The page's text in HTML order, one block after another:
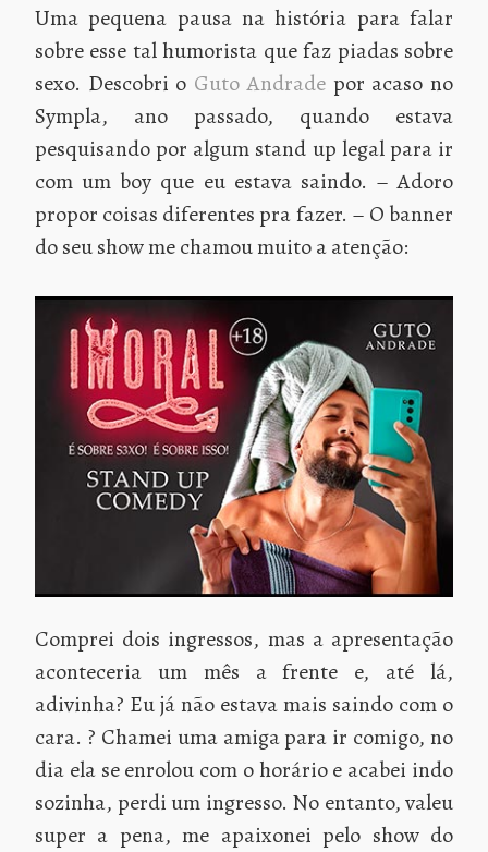
Uma pequena pausa na história para falar
sobre esse tal humorista que faz piadas sobre
sexo. Descobri o Guto Andradepor acaso no
Sympla, ano passado, quando estava
pesquisando por algum stand up legal para ir
com um boy que eu estava saindo. – Adoro
propor coisas diferentes pra fazer. – O banner
do seu show me chamou muito a atenção:
Comprei dois ingressos, mas a apresentação
aconteceria um mês a frente e, até lá,
adivinha? Eu já não estava mais saindo com o
cara. ? Chamei uma amiga para ir comigo, no
dia ela se enrolou com o horário e acabei indo
sozinha, perdi um ingresso. No entanto, valeu
super a pena, me apaixonei pelo show do